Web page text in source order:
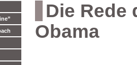
Die Rede
Obama